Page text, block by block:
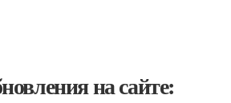
на сайте: